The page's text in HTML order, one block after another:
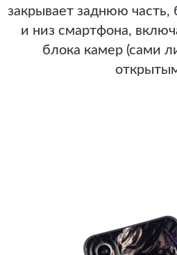
закрывает заднюю часть,
и низ смартфона,
блока камер (сами